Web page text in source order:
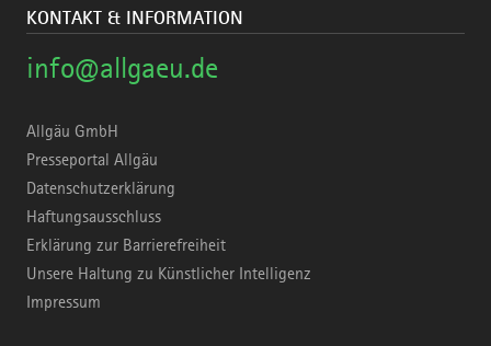
KONTAKT & INFORMATION
info@allgaeu.de
Allgäu GmbH
Presseportal Allgäu
Datenschutzerklärung
Haftungsausschluss
Erklärung zur Barrierefreiheit
Unsere Haltung zu Künstlicher Intelligenz
Impressum